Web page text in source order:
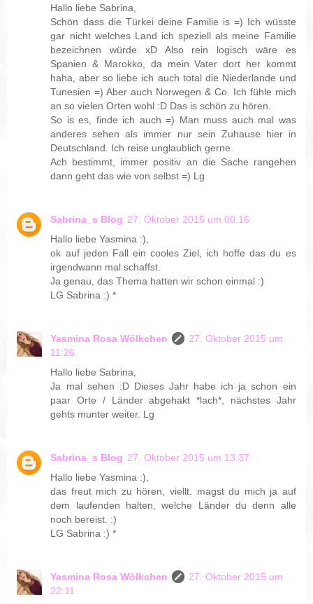
Hallo liebe Sabrina,
Schön dass die Türkei deine Familie is =) Ich wüsste
gar nicht welches Land ich speziell als meine Familie
bezeichnen würde xD Also rein logisch wäre es
Spanien & Marokko, da mein Vater dort her kommt
haha, aber so liebe ich auch total die Niederlande und
Tunesien =) Aber auch Norwegen & Co. Ich fühle mich
an so vielen Orten wohl :D Das is schön zu hören.
So is es, finde ich auch =) Man muss auch mal was
anderes sehen als immer nur sein Zuhause hier in
Deutschland. Ich reise unglaublich gerne.
Ach bestimmt, immer positiv an die Sache rangehen
dann geht das wie von selbst =) Lg
Sabrina_s Blog 27. Oktober 2015 um 00:16
Hallo liebe Yasmina :),
ok auf jeden Fall ein cooles Ziel, ich hoffe das du es
irgendwann mal schaffst.
Ja genau, das Thema hatten wir schon einmal :)
LG Sabrina :) *
Yasmina Rosa Wölkchen
27. Oktober 2015 um
11:26
Hallo liebe Sabrina,
Ja mal sehen :D Dieses Jahr habe ich ja schon ein
paar Orte / Länder abgehakt *lach*, nächstes Jahr
gehts munter weiter. Lg
Sabrina_s Blog 27. Oktober 2015 um 13:37
Hallo liebe Yasmina :),
das freut mich zu hören, viellt. magst du mich ja auf
dem laufenden halten, welche Länder du denn alle
noch bereist. :)
LG Sabrina :) *
Yasmina Rosa Wölkchen
27. Oktober 2015 um
22:11